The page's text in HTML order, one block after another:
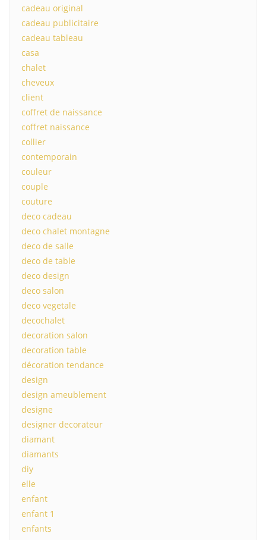
cadeau original
cadeau publicitaire
cadeau tableau
casa
chalet
cheveux
client
coffret de naissance
coffret naissance
collier
contemporain
couleur
couple
couture
deco cadeau
deco chalet montagne
deco de salle
deco de table
deco design
deco salon
deco vegetale
decochalet
decoration salon
decoration table
décoration tendance
design
design ameublement
designe
designer decorateur
diamant
diamants
diy
elle
enfant
enfant 1
enfants